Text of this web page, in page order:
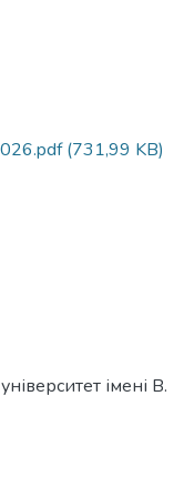
(731,99 KB)
імені В.